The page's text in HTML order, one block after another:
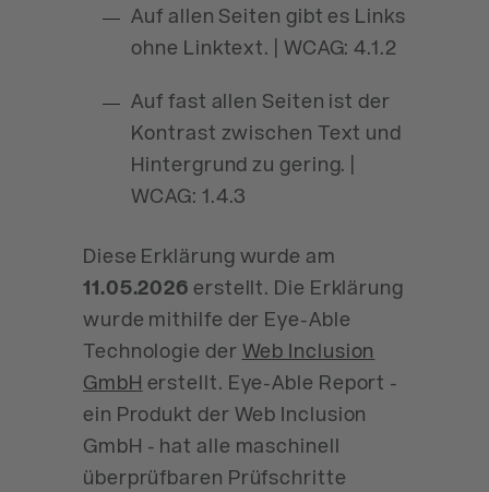
Auf allen Seiten gibt es Links
ohne Linktext. | WCAG: 4.1.2
Auf fast allen Seiten ist der
Kontrast zwischen Text und
Hintergrund zu gering. |
WCAG: 1.4.3
Diese Erklärung wurde am
11.05.2026 erstellt. Die Erklärung
wurde mithilfe der Eye-Able
Technologie der Web Inclusion
GmbH erstellt. Eye-Able Report -
ein Produkt der Web Inclusion
GmbH - hat alle maschinell
überprüfbaren Prüfschritte